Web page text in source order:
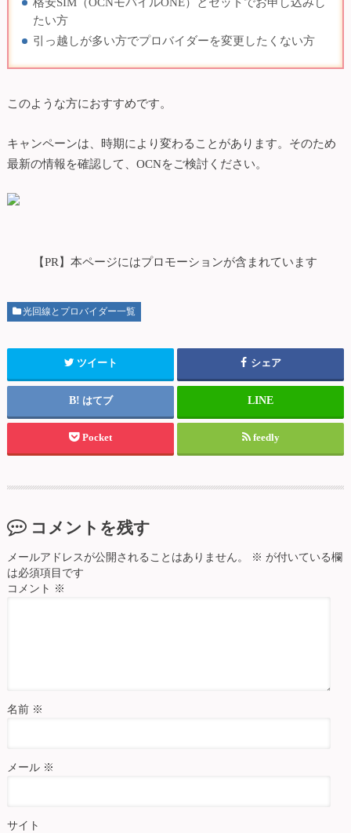
たい方
引っ越しが多い方でプロバイダーを変更したくない方
このような方におすすめです。
キャンペーンは、時期により変わることがあります。そのため
最新の情報を確認して、OCNをご検討ください。
【PR】本ページにはプロモーションが含まれています
光回線とプロバイダー一覧
ツイート シェア
はてブ
Pocket feedly
コメントを残す
メールアドレスが公開されることはありません。 ※ が付いている欄
は必須項目です
コメント ※
名前 ※
メール ※
サイト